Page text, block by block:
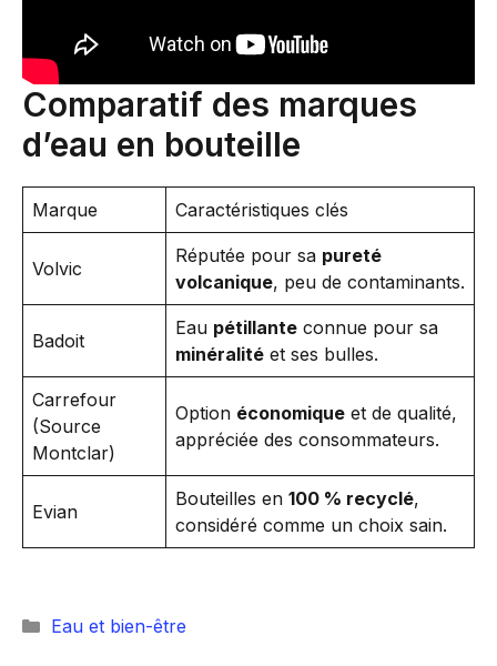
Comparatif des marques
d’eau en bouteille
Marque Caractéristiques clés
Volvic
Réputée pour sa pureté
volcanique, peu de contaminants.
Badoit
Eau pétillante connue pour sa
minéralité et ses bulles.
Carrefour
(Source
Montclar)
Option économique et de qualité,
appréciée des consommateurs.
Evian
Bouteilles en 100 % recyclé,
considéré comme un choix sain.
Catégories
Eau et bien-être